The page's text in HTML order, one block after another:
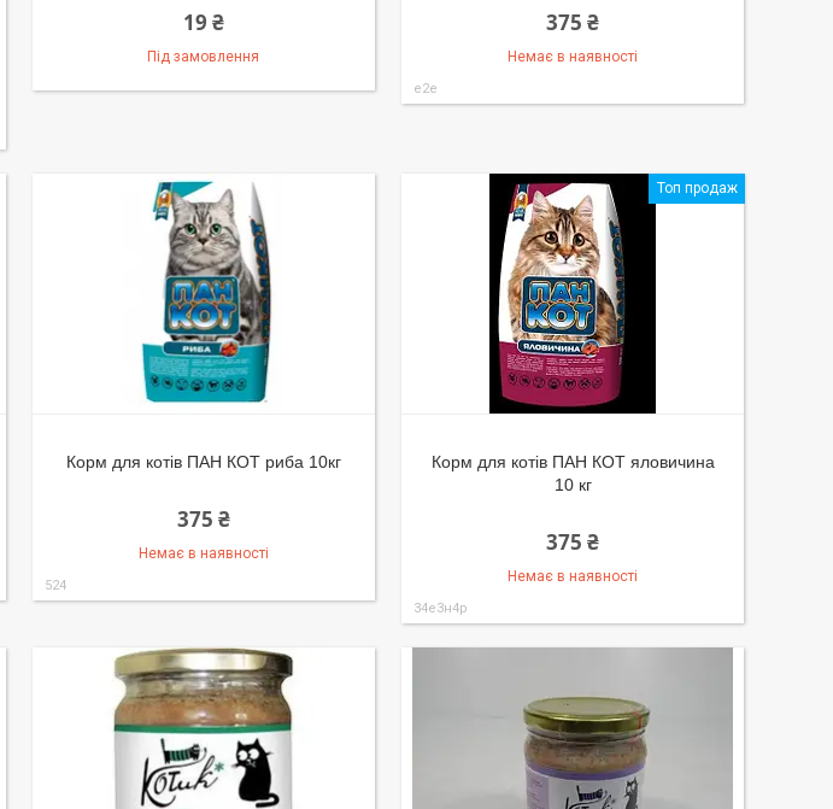
19 ₴
Під замовлення
375 ₴
Немає в наявності
e2e
Корм для котів ПАН КОТ риба 10кг
375 ₴
Немає в наявності
524
Топ продаж
Корм для котів ПАН КОТ яловичина
10 кг
375 ₴
Немає в наявності
34е3н4р